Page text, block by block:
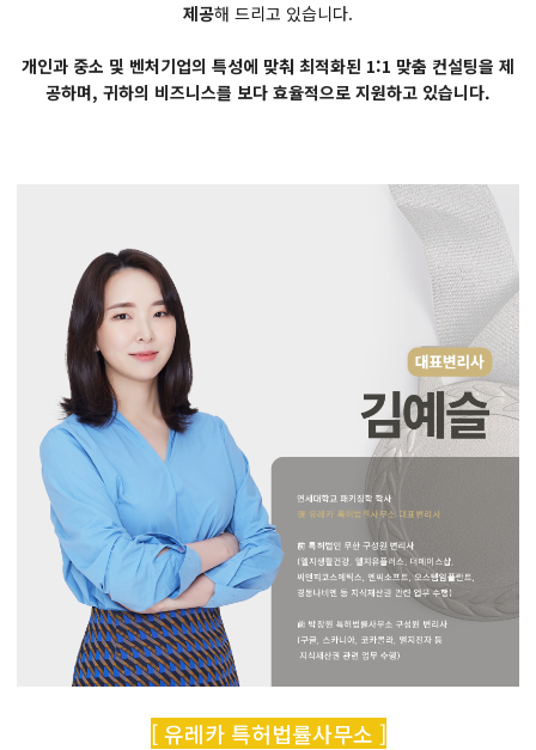
제공해 드리고 있습니다.
개인과 중소 및 벤처기업의 특성에 맞춰 최적화된 1:1 맞춤 컨설팅을 제
공하며, 귀하의 비즈니스를 보다 효율적으로 지원하고 있습니다.
[ 유레카 특허법률사무소 ]